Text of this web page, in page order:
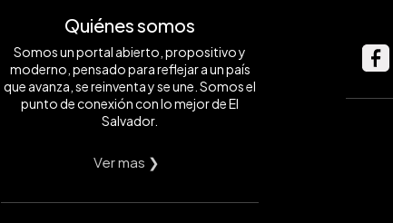
Quiénes somos
Somos un portal abierto, propositivo y
moderno, pensado para reflejar a un país
que avanza, se reinventa y se une. Somos el
punto de conexión con lo mejor de El
Salvador.
Ver mas ❯